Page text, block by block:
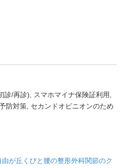
診/再診)
スマホマイナ保険証利用
防対策 セカンドオピニオンのため
が丘くびと腰の整形外科関節のク